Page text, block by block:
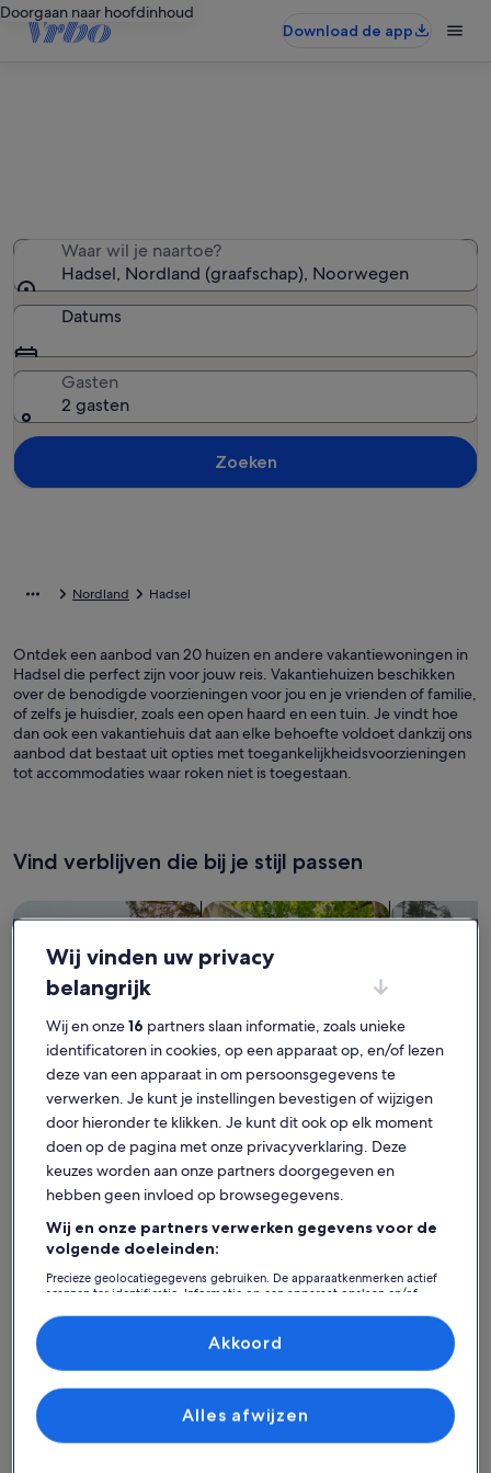
Doorgaan naar hoofdinhoud
Download de app
Waar wil je naartoe?
Hadsel, Nordland (graafschap), Noorwegen
Datums
Gasten
2 gasten
Zoeken
Nordland Hadsel
Ontdek een aanbod van 20 huizen en andere vakantiewoningen in
Hadsel die perfect zijn voor jouw reis. Vakantiehuizen beschikken
over de benodigde voorzieningen voor jou en je vrienden of familie,
of zelfs je huisdier, zoals een open haard en een tuin. Je vindt hoe
dan ook een vakantiehuis dat aan elke behoefte voldoet dankzij ons
aanbod dat bestaat uit opties met toegankelijkheidsvoorzieningen
tot accommodaties waar roken niet is toegestaan.
Vind verblijven die bij je stijl passen
Huis
Zoeken naar huizen
Flat/appartement
Zoeken naar flats/appartementen
Huisje
Huisjes
Vind je perfecte verblijf - Hadsel
Meer informatie over 10 persoons vakantie huis in Laukvik
Wij vinden uw privacy
belangrijk
Wij en onze16 partners slaan informatie, zoals unieke
identificatoren in cookies, op een apparaat op, en/of lezen
deze van een apparaat in om persoonsgegevens te
verwerken. Je kunt je instellingen bevestigen of wijzigen
door hieronder te klikken. Je kunt dit ook op elk moment
doen op de pagina met onze privacyverklaring. Deze
keuzes worden aan onze partners doorgegeven en
hebben geen invloed op browsegegevens.
Wij en onze partners verwerken gegevens voor de
volgende doeleinden:
Precieze geolocatiegegevens gebruiken. De apparaatkenmerken actief
scannen ter identificatie. Informatie op een apparaat opslaan en/of
contentmetingen, doelgroepenonderzoek en ontwikkeling van
Alles afwijzen
Akkoord